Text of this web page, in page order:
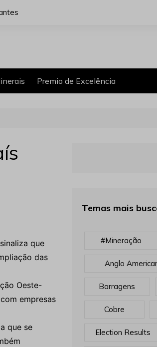
Premio de Excelência
que
das
Oeste-
empresas
que se
Temas mais
#mineração
Anglo
Barragens
Cobre
Election Results